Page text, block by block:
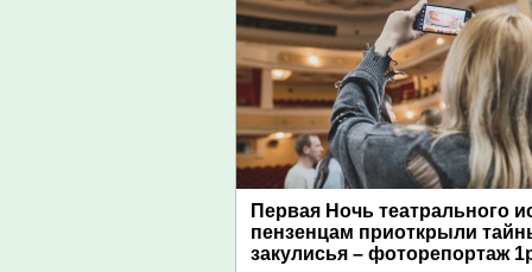
Первая Ночь театрального
пензенцам приоткрыли
закулисья – фоторепортаж